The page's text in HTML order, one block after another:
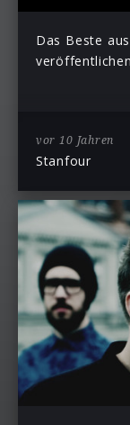
Das Beste
vor 10 Jahren
Stanfour